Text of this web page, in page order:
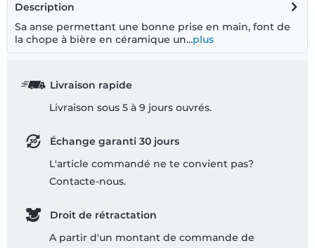
Description
Sa anse permettant une bonne prise en main, font de
la chope à bière en céramique un...plus
Livraison rapide
Livraison sous 5 à 9 jours ouvrés.
Échange garanti 30 jours
L'article commandé ne te convient pas?
Contacte-nous.
Droit de rétractation
A partir d'un montant de commande de